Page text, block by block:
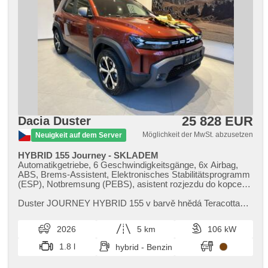
Dacia Duster
Neuigkeit auf dem Server
25 828 EUR
Möglichkeit der MwSt. abzusetzen
HYBRID 155 Journey - SKLADEM
Automatikgetriebe, 6 Geschwindigkeitsgänge, 6x Airbag,
ABS, Brems-Assistent, Elektronisches Stabilitätsprogramm
(ESP), Notbremsung (PEBS), asistent rozjezdu do kopce
Spot Anzeige, Überwachung der Ermüdung des Fahrers,
Geschwindigkeitsregelung, LED denní svícení, Alufelgen,
erfüllt 'EURO VI', Bordcomputer, digitální přístrojový štít,
parkovací senzory zadní, Fahrkamera, Lichtsensor,
Scheibenwischersensor, Lenkrad einstellbar,
Duster JOURNEY HYBRID 155 v barvě hnědá Teracotta
223) ​- Paket Winter Pl...
2026 5 km
106 kW
1.8 l
hybrid - Benzin